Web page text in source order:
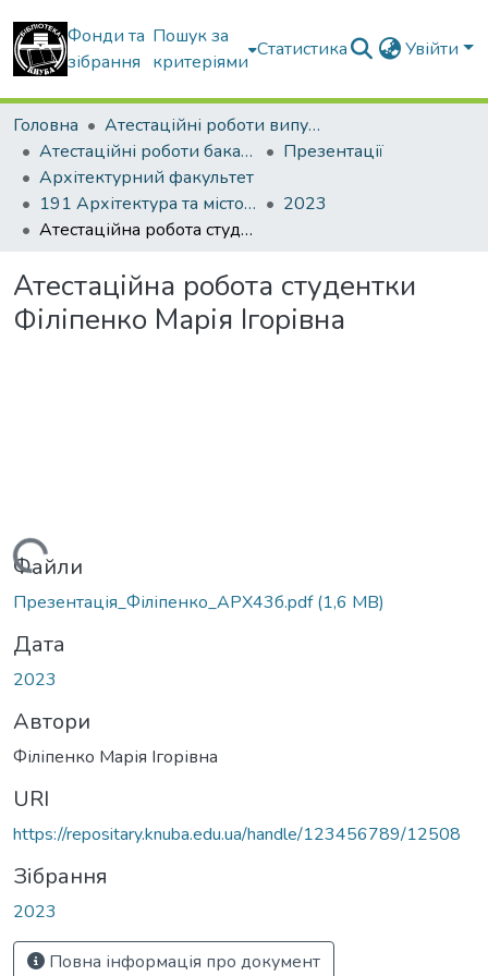
Фонди та
зібрання
Пошук за
критеріями
Статистика Увійти
Головна
Атестаційні роботи випускників
Атестаційні роботи бакалаврів
Презентації
Архітектурний факультет
191 Архітектура та містобудування
2023
Атестаційна робота студентки Філіпенко Марія Ігорівна
Атестаційна робота студентки
Філіпенко Марія Ігорівна
Вантажиться...
Файли
Презентація_Філіпенко_АРХ43б.pdf(1,6 MB)
Дата
2023
Автори
Філіпенко Марія Ігорівна
URI
https://repositary.knuba.edu.ua/handle/123456789/12508
Зібрання
2023
Повна інформація про документ